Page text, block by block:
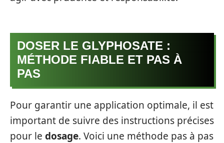
DOSER LE GLYPHOSATE :
MÉTHODE FIABLE ET PAS À
PAS
Pour garantir une application optimale, il est
important de suivre des instructions précises
pour le dosage. Voici une méthode pas à pas